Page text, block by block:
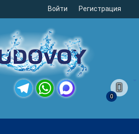
Войти Регистрация
0